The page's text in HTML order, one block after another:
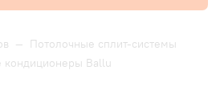
— Потолочные сплит-системы
кондиционеры Ballu